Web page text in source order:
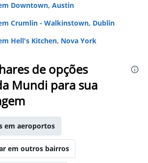
Downtown, Austin
Crumlin - Walkinstown, Dublin
Hell's Kitchen, Nova York
de opções
Mundi para sua
em aeroportos
em outros bairros